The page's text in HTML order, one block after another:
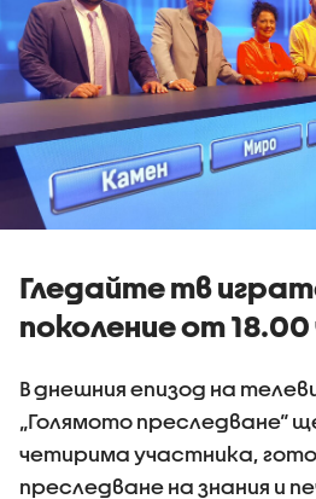
Гледайте тв
поколение от 18.00
В днешния епизод на
„Голямото преследване“
четирима участника,
преследване на знания и